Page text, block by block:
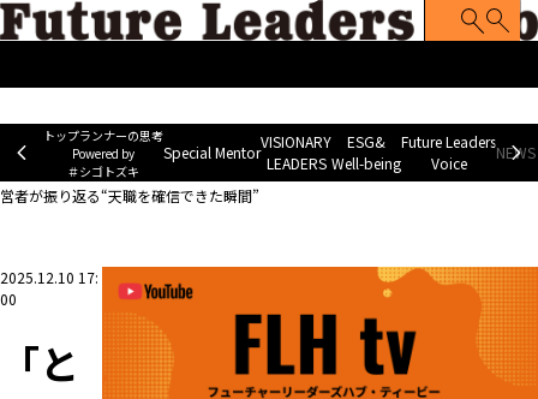
トップランナーの思考
Powered by
＃シゴトズキ
Special Mentor
VISIONARY
LEADERS
ESG&
Well-being
Future Leaders
Voice
VISIONARY LEADERS
「とにかく人に喜ばれる仕事につきたい」IT企業経
営者が振り返る“天職を確信できた瞬間”
2025.12.10 17:
00
「と